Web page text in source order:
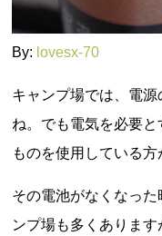
By: lovesx-70
キャンプ場では、電
ね。でも電気を必要
ものを使用している方
その電池がなくなっ
ンプ場も多くありま